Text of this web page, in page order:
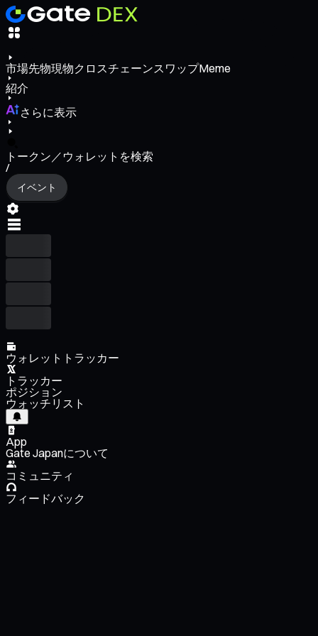
市場先物現物クロスチェーンスワップMeme
紹介
さらに表示
トークン／ウォレットを検索
/
イベント
ウォレットトラッカー
トラッカー
ポジション
ウォッチリスト
App
Gate Japanについて
コミュニティ
フィードバック